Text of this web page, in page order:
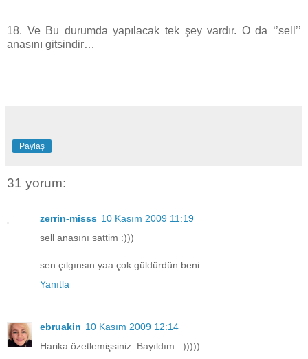
18. Ve Bu durumda yapılacak tek şey vardır. O da ‘’sell’’
anasını gitsindir…
Paylaş
31 yorum:
zerrin-misss 10 Kasım 2009 11:19
sell anasını sattim :)))
sen çılgınsın yaa çok güldürdün beni..
Yanıtla
ebruakin 10 Kasım 2009 12:14
Harika özetlemişsiniz. Bayıldım. :)))))